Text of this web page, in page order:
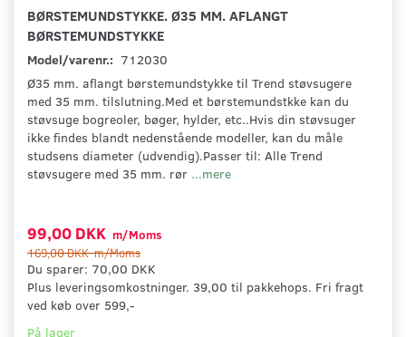
BØRSTEMUNDSTYKKE. Ø35 MM. AFLANGT
BØRSTEMUNDSTYKKE
Model/varenr.: 712030
Ø35 mm. aflangt børstemundstykke til Trend støvsugere
med 35 mm. tilslutning.Med et børstemundstkke kan du
støvsuge bogreoler, bøger, hylder, etc..Hvis din støvsuger
ikke findes blandt nedenstående modeller, kan du måle
studsens diameter (udvendig).Passer til: Alle Trend
støvsugere med 35 mm. rør ...mere
99,00 DKK m/Moms
169,00 DKKm/Moms
Du sparer: 70,00 DKK
Plus leveringsomkostninger. 39,00 til pakkehops. Fri fragt
ved køb over 599,-
På lager